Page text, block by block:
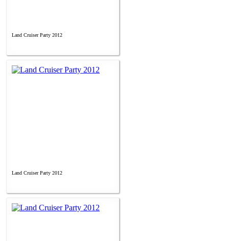
Land Cruiser Party 2012
Land Cruiser Party 2012